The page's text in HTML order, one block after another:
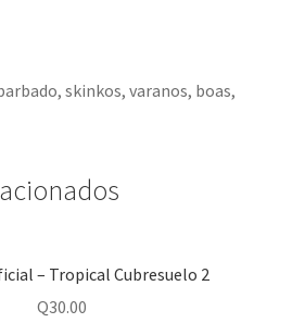
skinkos, varanos, boas,
– Tropical Cubresuelo 2
Q30.00